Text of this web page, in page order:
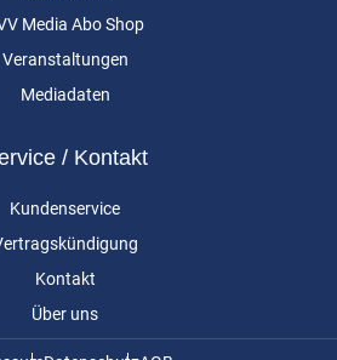
Media Abo Shop
Veranstaltungen
Mediadaten
/ Kontakt
Kundenservice
Kontakt
Über uns